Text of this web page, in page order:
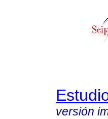
versión